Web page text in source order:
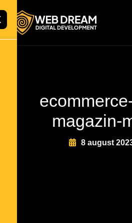
magazin-
8 august